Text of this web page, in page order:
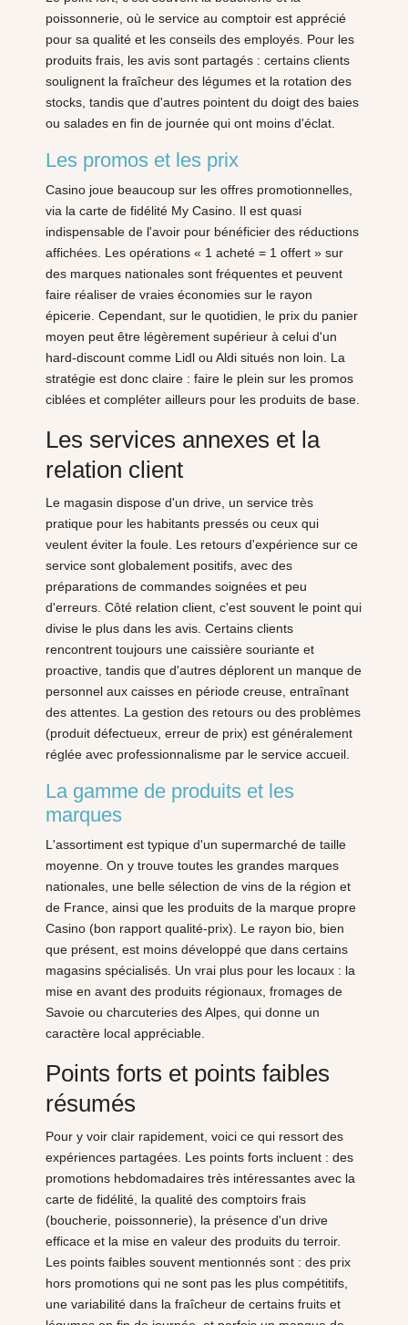
poissonnerie, où le service au comptoir est apprécié
pour sa qualité et les conseils des employés. Pour les
produits frais, les avis sont partagés : certains clients
soulignent la fraîcheur des légumes et la rotation des
stocks, tandis que d'autres pointent du doigt des baies
ou salades en fin de journée qui ont moins d'éclat.
Les promos et les prix
Casino joue beaucoup sur les offres promotionnelles,
via la carte de fidélité My Casino. Il est quasi
indispensable de l'avoir pour bénéficier des réductions
affichées. Les opérations « 1 acheté = 1 offert » sur
des marques nationales sont fréquentes et peuvent
faire réaliser de vraies économies sur le rayon
épicerie. Cependant, sur le quotidien, le prix du panier
moyen peut être légèrement supérieur à celui d'un
hard-discount comme Lidl ou Aldi situés non loin. La
stratégie est donc claire : faire le plein sur les promos
ciblées et compléter ailleurs pour les produits de base.
Les services annexes et la
relation client
Le magasin dispose d'un drive, un service très
pratique pour les habitants pressés ou ceux qui
veulent éviter la foule. Les retours d'expérience sur ce
service sont globalement positifs, avec des
préparations de commandes soignées et peu
d'erreurs. Côté relation client, c'est souvent le point qui
divise le plus dans les avis. Certains clients
rencontrent toujours une caissière souriante et
proactive, tandis que d'autres déplorent un manque de
personnel aux caisses en période creuse, entraînant
des attentes. La gestion des retours ou des problèmes
(produit défectueux, erreur de prix) est généralement
réglée avec professionnalisme par le service accueil.
La gamme de produits et les
marques
L'assortiment est typique d'un supermarché de taille
moyenne. On y trouve toutes les grandes marques
nationales, une belle sélection de vins de la région et
de France, ainsi que les produits de la marque propre
Casino (bon rapport qualité-prix). Le rayon bio, bien
que présent, est moins développé que dans certains
magasins spécialisés. Un vrai plus pour les locaux : la
mise en avant des produits régionaux, fromages de
Savoie ou charcuteries des Alpes, qui donne un
caractère local appréciable.
Points forts et points faibles
résumés
Pour y voir clair rapidement, voici ce qui ressort des
expériences partagées. Les points forts incluent : des
promotions hebdomadaires très intéressantes avec la
carte de fidélité, la qualité des comptoirs frais
(boucherie, poissonnerie), la présence d'un drive
efficace et la mise en valeur des produits du terroir.
Les points faibles souvent mentionnés sont : des prix
hors promotions qui ne sont pas les plus compétitifs,
une variabilité dans la fraîcheur de certains fruits et